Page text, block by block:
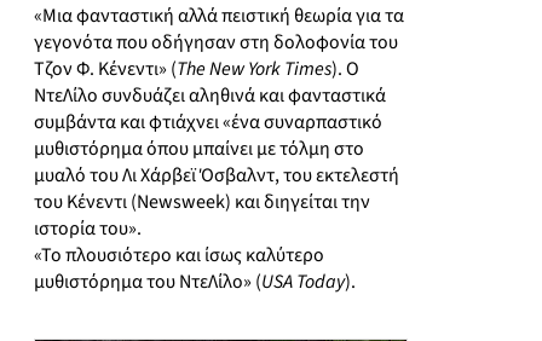
«Μια φανταστική αλλά πειστική θεωρία για τα
γεγονότα που οδήγησαν στη δολοφονία του
Τζον Φ. Κένεντι» (The New York Times). Ο
ΝτεΛίλο συνδυάζει αληθινά και φανταστικά
συμβάντα και φτιάχνει «ένα συναρπαστικό
μυθιστόρημα όπου μπαίνει με τόλμη στο
μυαλό του Λι Χάρβεϊ Όσβαλντ, του εκτελεστή
του Κένεντι (Newsweek) και διηγείται την
ιστορία του».
«Το πλουσιότερο και ίσως καλύτερο
μυθιστόρημα του ΝτεΛίλο» (USA Today).